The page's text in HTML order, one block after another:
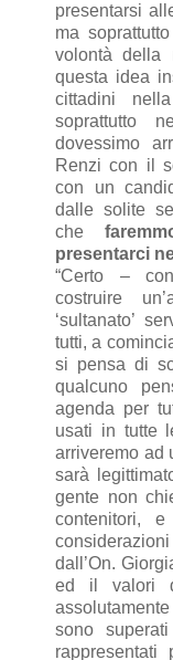
presentarsi
ma
volontà della
questa idea
cittadini
soprattutto
dovessimo
Renzi con il
con un
dalle solite
che
presentarci
“Certo –
costruire
‘sultanato’
tutti, a
si pensa di
qualcuno
agenda per
usati in tutte
arriveremo ad
sarà
gente non
contenitori,
dall’On.
ed il valori
sono